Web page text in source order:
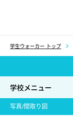
学生ウォーカー トップ
学校メニュー
写真/間取り図